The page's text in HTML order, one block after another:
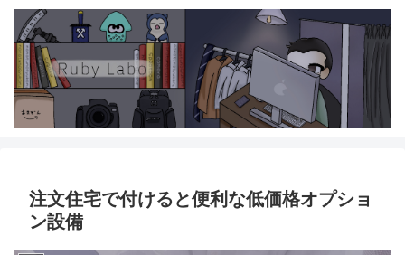
注文住宅で付けると便利な低価格オプショ
ン設備